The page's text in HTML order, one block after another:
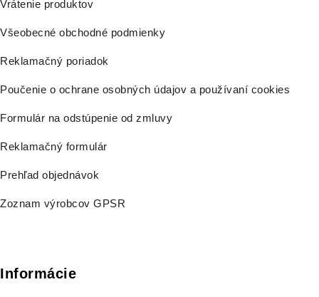
Vrátenie produktov
Všeobecné obchodné podmienky
Reklamačný poriadok
Poučenie o ochrane osobných údajov a používaní cookies
Formulár na odstúpenie od zmluvy
Reklamačný formulár
Prehľad objednávok
Zoznam výrobcov GPSR
Informácie